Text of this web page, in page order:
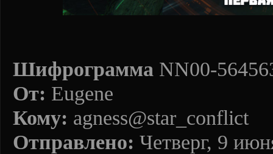
Шифрограмма NN00-
От: Eugene
Кому: agness@star_conflict
Отправлено: Четверг, 9